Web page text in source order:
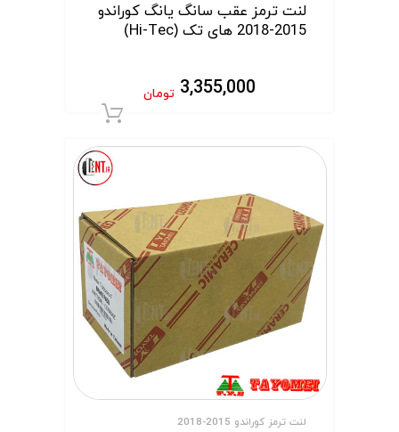
لنت ترمز عقب سانگ یانگ کوراندو
2015-2018 های تک (Hi-Tec)
3,355,000 تومان
لنت ترمز کوراندو 2015-2018